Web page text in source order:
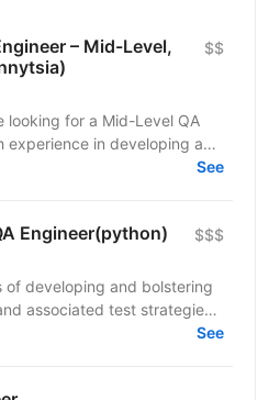
– Mid-Level,
$$
experience in developing and
for both web and...
See
Engineer(python) $$$
developing and bolstering
associated test strategies
Experience in...
See